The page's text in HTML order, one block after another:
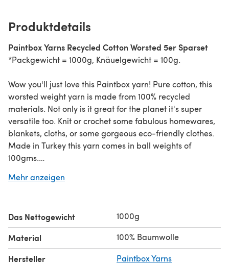
Produktdetails
Paintbox Yarns Recycled Cotton Worsted 5er Sparset
*Packgewicht = 1000g, Knäuelgewicht = 100g.
Wow you'll just love this Paintbox yarn! Pure cotton, this
worsted weight yarn is made from 100% recycled
materials. Not only is it great for the planet it's super
versatile too. Knit or crochet some fabulous homewares,
blankets, cloths, or some gorgeous eco-friendly clothes.
Made in Turkey this yarn comes in ball weights of
100gms.
Suchst du nach dem
Mehr anzeigen
Das Nettogewicht 1000g
Material 100% Baumwolle
Hersteller Paintbox Yarns